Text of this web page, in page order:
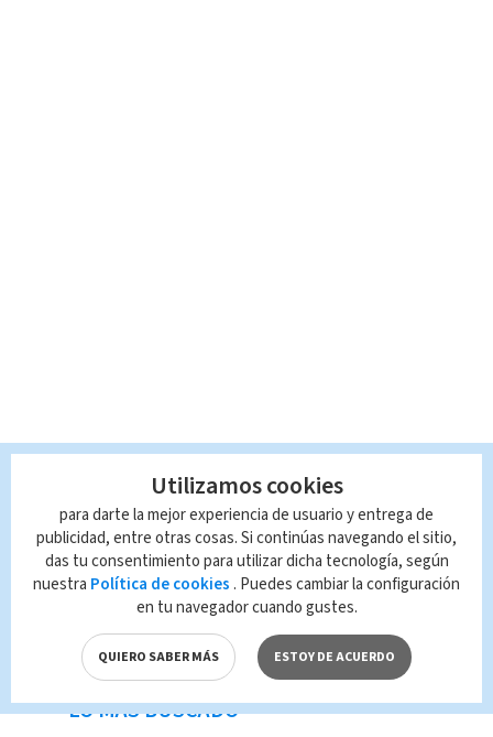
LO MÁS BUSCADO
Utilizamos cookies
para darte la mejor experiencia de usuario y entrega de
publicidad, entre otras cosas. Si continúas navegando el sitio,
das tu consentimiento para utilizar dicha tecnología, según
nuestra Política de cookies . Puedes cambiar la configuración
en tu navegador cuando gustes.
QUIERO SABER MÁS ESTOY DE ACUERDO